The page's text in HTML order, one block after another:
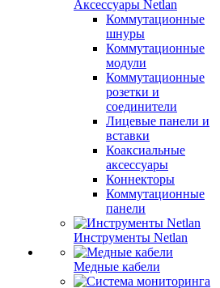
Аксессуары Netlan
Коммутационные
шнуры
Коммутационные
модули
Коммутационные
розетки и
соединители
Лицевые панели и
вставки
Коаксиальные
аксессуары
Коннекторы
Коммутационные
панели
Инструменты Netlan
Медные кабели